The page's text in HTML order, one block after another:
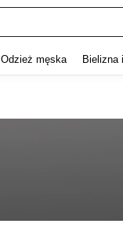
Odzież męska Bielizna